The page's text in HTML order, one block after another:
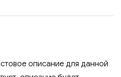
описание для данной